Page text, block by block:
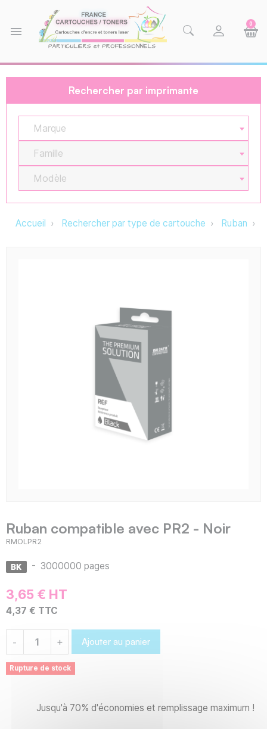
menu
0
Rechercher par imprimante
Marque
Famille
Modèle
Accueil Rechercher par type de cartouche Ruban
Ruban compatible avec PR2 - Noir
RMOLPR2
- 3000000 pages
3,65 € HT
4,37 € TTC
- + Ajouter au panier
Rupture de stock
Jusqu'à 70% d'économies et remplissage maximum !